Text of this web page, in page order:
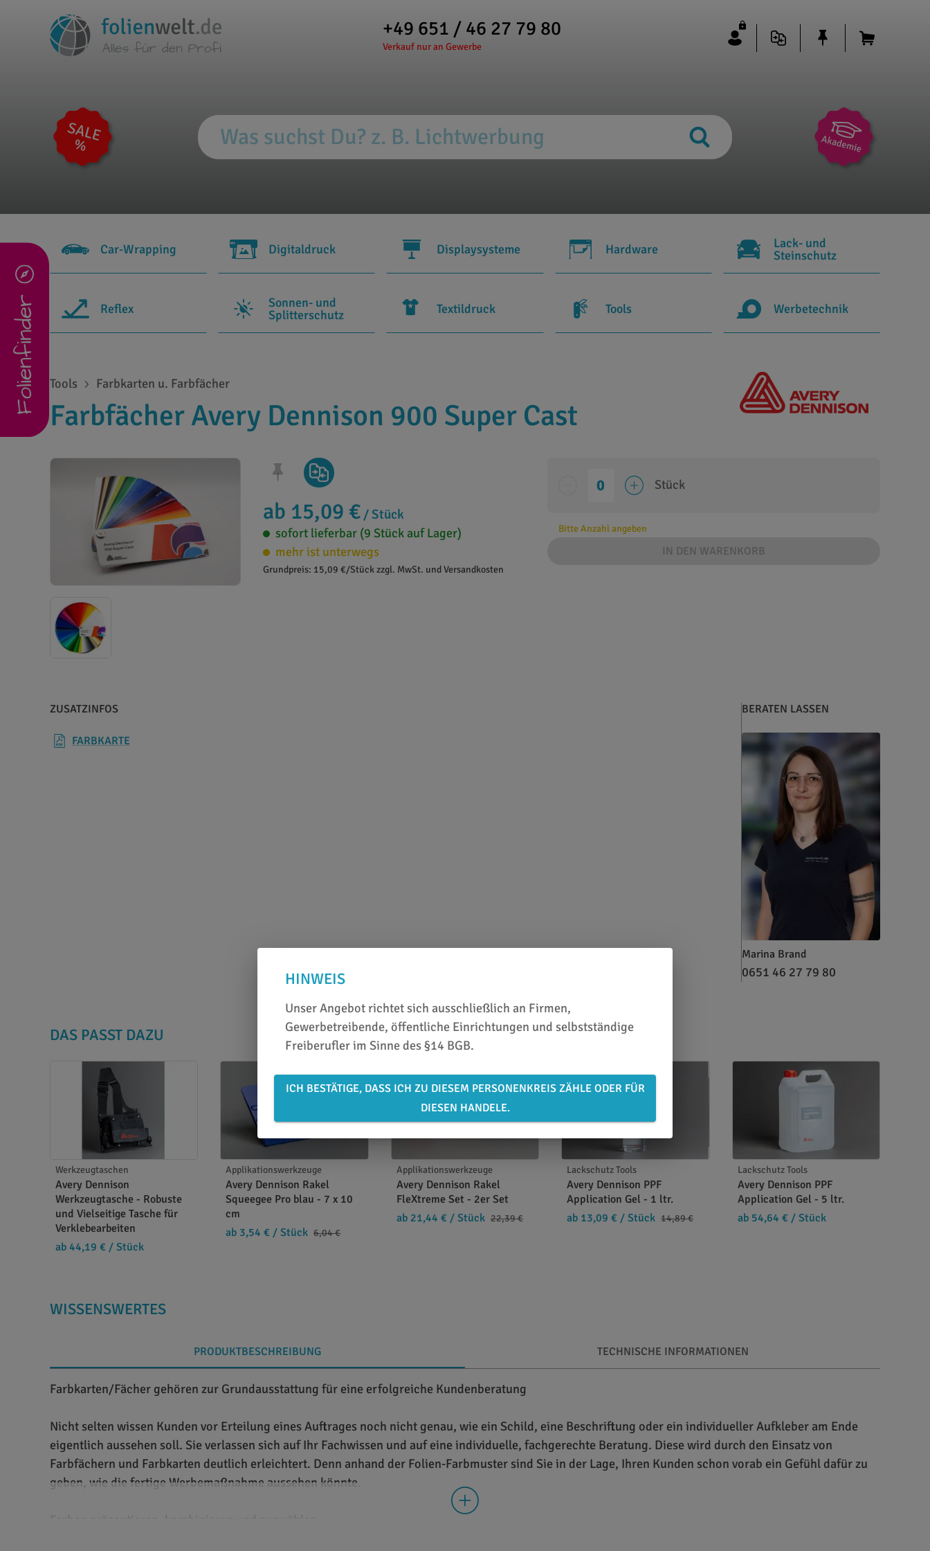
+49 651 / 46 27 79 80
Verkauf nur an Gewerbe
Car-Wrapping Digitaldruck Displaysysteme Hardware
Lack- und
Steinschutz
Reflex
Sonnen- und
Splitterschutz
Textildruck Tools Werbetechnik
Folienfinder Tools Farbkarten u. Farbfächer
Farbfächer Avery Dennison 900 Super Cast
ab 15,09 € / Stück
sofort lieferbar (9 Stück auf Lager)
mehr ist unterwegs
Grundpreis: 15,09 €/Stück zzgl. MwSt. und Versandkosten
Stück
Bitte Anzahl angeben
IN DEN WARENKORB
ZUSATZINFOS
FARBKARTE
BERATEN LASSEN
Marina Brand
0651 46 27 79 80
DAS PASST DAZU
Werkzeugtaschen
Avery Dennison
Werkzeugtasche - Robuste
und Vielseitige Tasche für
Verklebearbeiten
ab 44,19 € / Stück
Applikationswerkzeuge
Avery Dennison Rakel
Squeegee Pro blau - 7 x 10
cm
ab 3,54 € / Stück 6,04 €
Applikationswerkzeuge
Avery Dennison Rakel
FleXtreme Set - 2er Set
ab 21,44 € / Stück 22,39 €
Lackschutz Tools
Avery Dennison PPF
Application Gel - 1 ltr.
ab 13,09 € / Stück 14,89 €
Lackschutz Tools
Avery Dennison PPF
Application Gel - 5 ltr.
ab 54,64 € / Stück
WISSENSWERTES
PRODUKTBESCHREIBUNG TECHNISCHE INFORMATIONEN
Farbkarten/Fächer gehören zur Grundausstattung für eine erfolgreiche Kundenberatung
Nicht selten wissen Kunden vor Erteilung eines Auftrages noch nicht genau, wie ein Schild, eine Beschriftung oder ein individueller Aufkleber am Ende
eigentlich aussehen soll. Sie verlassen sich auf Ihr Fachwissen und auf eine individuelle, fachgerechte Beratung. Diese wird durch den Einsatz von
Farbfächern und Farbkarten deutlich erleichtert. Denn anhand der Folien-Farbmuster sind Sie in der Lage, Ihren Kunden schon vorab ein Gefühl dafür zu
geben, wie die fertige Werbemaßnahme aussehen könnte.
HINWEIS
Unser Angebot richtet sich ausschließlich an Firmen,
Gewerbetreibende, öffentliche Einrichtungen und selbstständige
Freiberufler im Sinne des §14 BGB.
ICH BESTÄTIGE, DASS ICH ZU DIESEM PERSONENKREIS ZÄHLE ODER FÜR
DIESEN HANDELE.